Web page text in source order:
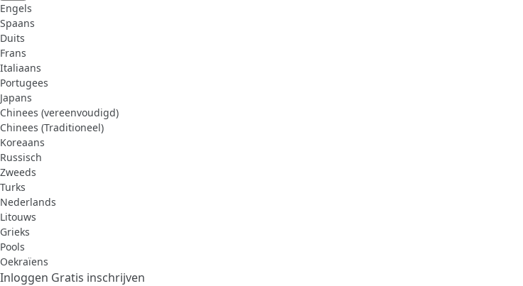
Engels
Spaans
Duits
Frans
Italiaans
Portugees
Japans
Chinees (vereenvoudigd)
Chinees (Traditioneel)
Koreaans
Russisch
Zweeds
Turks
Nederlands
Litouws
Grieks
Pools
Oekraïens
Inloggen Gratis inschrijven